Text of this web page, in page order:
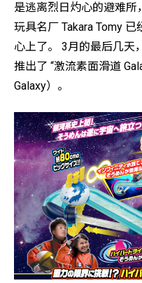
是逃离烈日灼心的避难
玩具名厂 Takara Tomy
心上了。 3月的最后几天
推出了 “激流素面滑道
Galaxy）。